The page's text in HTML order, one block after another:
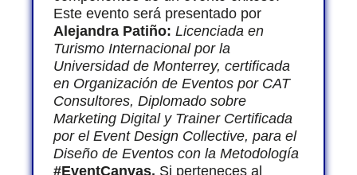
Este evento será presentado por
Alejandra Patiño: Licenciada en
Turismo Internacional por la
Universidad de Monterrey, certificada
en Organización de Eventos por CAT
Consultores, Diplomado sobre
Marketing Digital y Trainer Certificada
por el Event Design Collective, para el
Diseño de Eventos con la Metodología
#EventCanvas. Si perteneces al